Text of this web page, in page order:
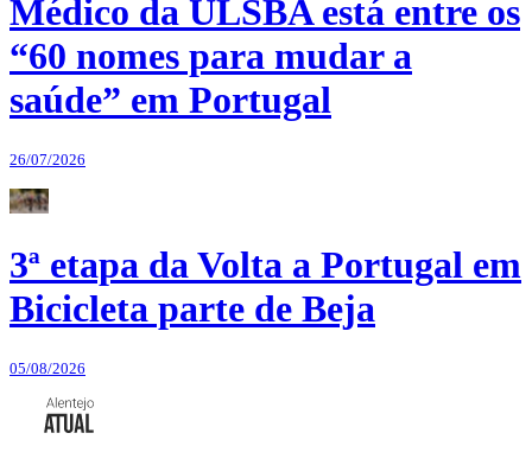
Médico da ULSBA está entre os
“60 nomes para mudar a
saúde” em Portugal
26/07/2026
3ª etapa da Volta a Portugal em
Bicicleta parte de Beja
05/08/2026